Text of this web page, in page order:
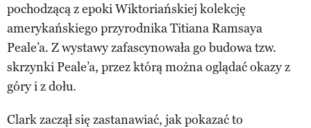
pochodzącą z epoki Wiktoriańskiej kolekcję
amerykańskiego przyrodnika Titiana Ramsaya
Peale’a. Z wystawy zafascynowała go budowa tzw.
skrzynki Peale’a, przez którą można oglądać okazy z
góry i z dołu.
Clark zaczął się zastanawiać, jak pokazać to